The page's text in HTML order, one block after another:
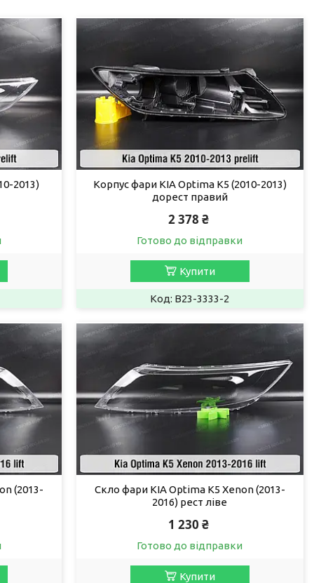
2013)
Корпус фари KIA Optima K5 (2010-2013)
дорест правий
2 378 ₴
Готово до відправки
Купити
B23-3333-2
(2013-
Скло фари KIA Optima K5 Xenon (2013-
2016) рест ліве
1 230 ₴
Готово до відправки
Купити